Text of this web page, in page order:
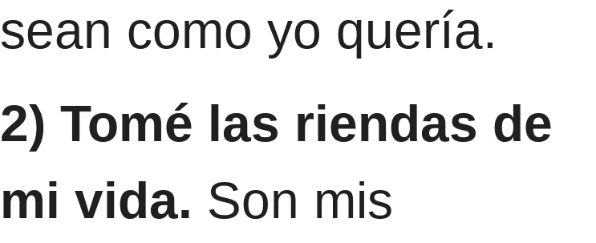
sean como yo quería.
2) Tomé las riendas de
mi vida. Son mis